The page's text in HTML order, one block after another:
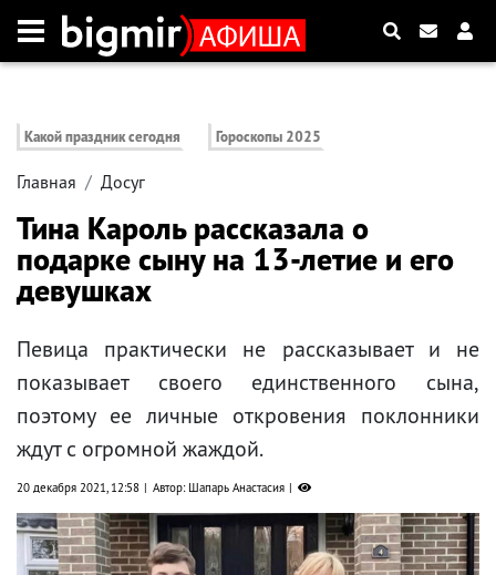
Какой праздник сегодня Гороскопы 2025
Главная Досуг
Тина Кароль рассказала о
подарке сыну на 13-летие и его
девушках
Певица практически не рассказывает и не
показывает своего единственного сына,
поэтому ее личные откровения поклонники
ждут с огромной жаждой.
20 декабря 2021, 12:58 Автор: Шапарь Анастасия